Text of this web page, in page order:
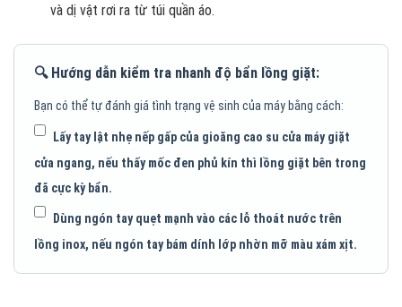
và dị vật rơi ra từ túi quần áo.
🔍 Hướng dẫn kiểm tra nhanh độ bẩn lồng giặt:
Bạn có thể tự đánh giá tình trạng vệ sinh của máy bằng cách:
Lấy tay lật nhẹ nếp gấp của gioăng cao su cửa máy giặt
cửa ngang, nếu thấy mốc đen phủ kín thì lồng giặt bên trong
đã cực kỳ bẩn.
Dùng ngón tay quẹt mạnh vào các lỗ thoát nước trên
lồng inox, nếu ngón tay bám dính lớp nhờn mỡ màu xám xịt.